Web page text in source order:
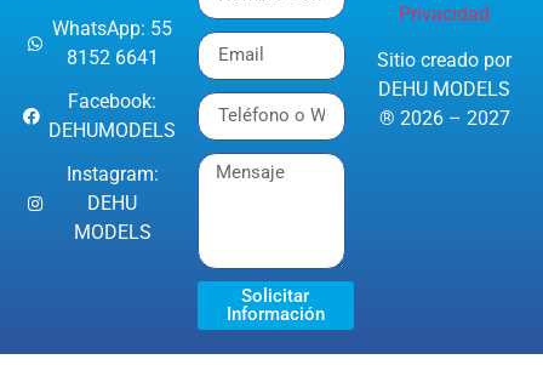
WhatsApp: 55
8152 6641
Facebook:
DEHUMODELS
Instagram:
DEHU
MODELS
Solicitar
Información
Privacidad
Sitio creado por
DEHU MODELS
® 2026 – 2027